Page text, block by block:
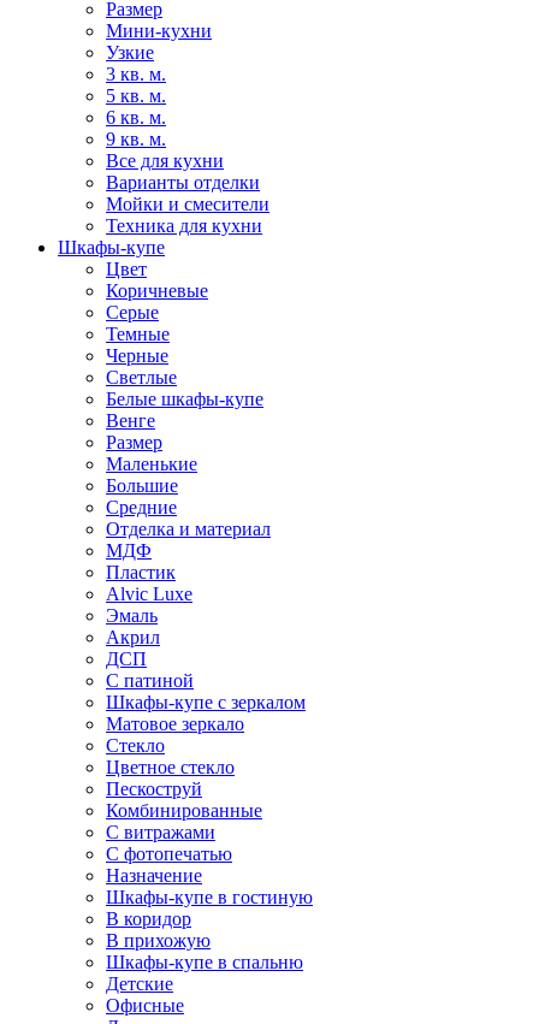
Размер
Мини-кухни
Узкие
3 кв. м.
5 кв. м.
6 кв. м.
9 кв. м.
Все для кухни
Варианты отделки
Мойки и смесители
Техника для кухни
Шкафы-купе
Цвет
Коричневые
Серые
Темные
Черные
Светлые
Белые шкафы-купе
Венге
Размер
Маленькие
Большие
Средние
Отделка и материал
МДФ
Пластик
Alvic Luxe
Эмаль
Акрил
ДСП
С патиной
Шкафы-купе с зеркалом
Матовое зеркало
Стекло
Цветное стекло
Пескоструй
Комбинированные
С витражами
С фотопечатью
Назначение
Шкафы-купе в гостиную
В коридор
В прихожую
Шкафы-купе в спальню
Детские
Офисные